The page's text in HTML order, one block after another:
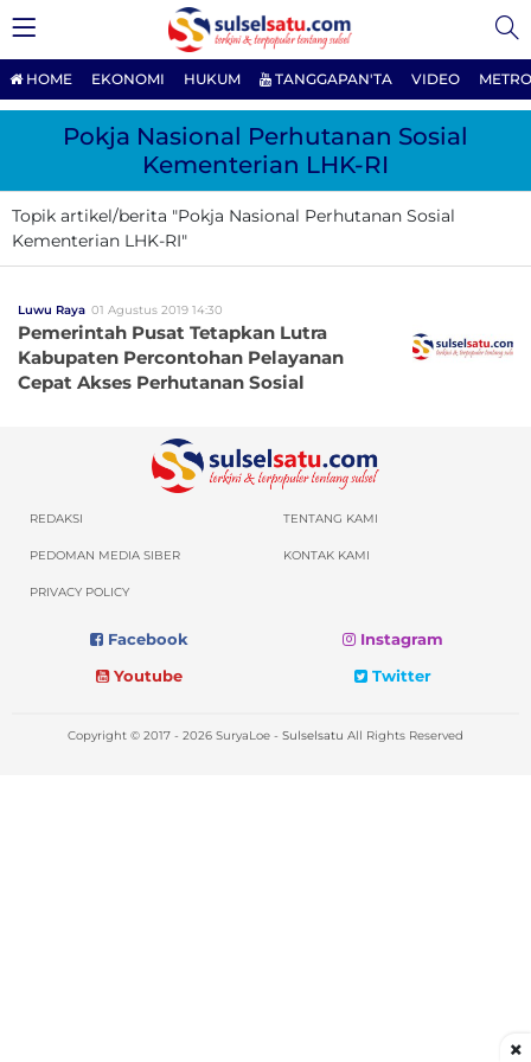
HOME EKONOMI HUKUM TANGGAPAN'TA VIDEO
Pokja Nasional Perhutanan Sosial
Kementerian LHK-RI
Topik artikel/berita "Pokja Nasional Perhutanan Sosial
Kementerian LHK-RI"
Luwu Raya 01 Agustus 2019 14:30
Pemerintah Pusat Tetapkan Lutra
Kabupaten Percontohan Pelayanan
Cepat Akses Perhutanan Sosial
REDAKSI TENTANG KAMI
PEDOMAN MEDIA SIBER KONTAK KAMI
PRIVACY POLICY
Facebook
Instagram
Youtube
Twitter
Copyright © 2017 - 2026 SuryaLoe - Sulselsatu All Rights Reserved
×